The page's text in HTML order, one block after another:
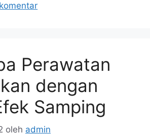
Perawatan
dengan
Samping
oleh admin